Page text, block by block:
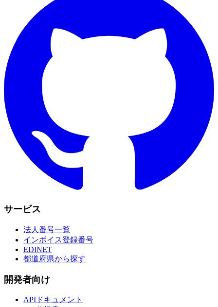
サービス
法人番号一覧
インボイス登録番号
EDINET
都道府県から探す
開発者向け
APIドキュメント